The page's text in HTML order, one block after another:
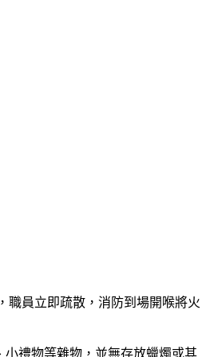
職員立即疏散，消防到場開喉將火
禮物等雜物，並無存放蠟燭或其